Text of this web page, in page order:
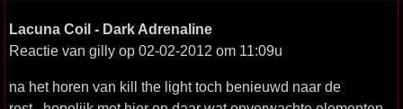
Lacuna Coil - Dark Adrenaline
Reactie van gilly op 02-02-2012 om 11:09u
na het horen van kill the light toch benieuwd naar de